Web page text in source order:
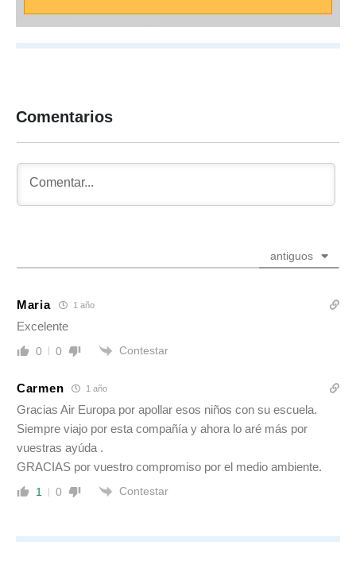
Comentarios
antiguos
Maria 1 año
Excelente
0 0 Contestar
Carmen 1 año
Gracias Air Europa por apollar esos niños con su escuela.
Siempre viajo por esta compañía y ahora lo aré más por
vuestras ayúda .
GRACIAS por vuestro compromiso por el medio ambiente.
1 0 Contestar